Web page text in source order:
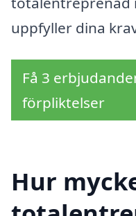
uppfyller dina
Få 3
förpliktelser
Hur